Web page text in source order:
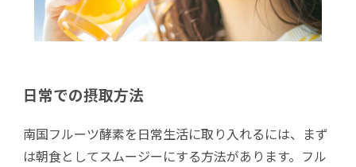
日常での摂取方法
南国フルーツ酵素を日常生活に取り入れるには、まず
は朝食としてスムージーにする方法があります。フル